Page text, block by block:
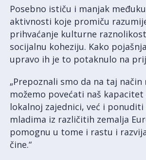
Posebno ističu i manjak
aktivnosti koje promiču
prihvaćanje kulturne
socijalnu koheziju. Kako
upravo ih je to potaknulo na
„Prepoznali smo da na taj način
možemo povećati naš kapacitet
lokalnoj zajednici, već i
mladima iz različitih zemalja
pomognu u tome i rastu i
čine.“